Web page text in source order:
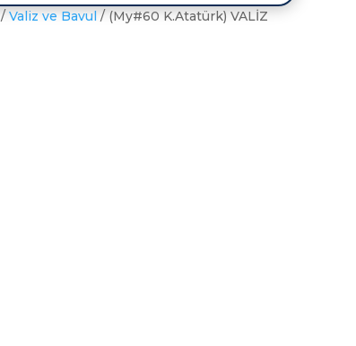
/Valiz ve Bavul / (My#60 K.Atatürk) VALİZ